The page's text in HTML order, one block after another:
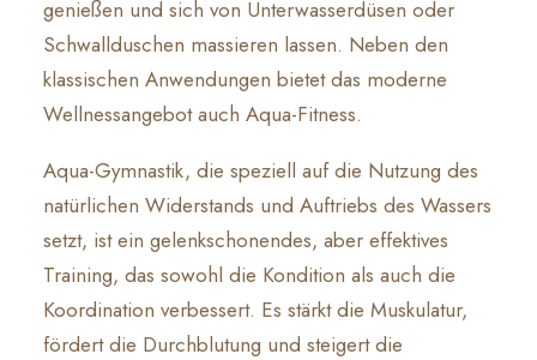
genießen und sich von Unterwasserdüsen oder
Schwallduschen massieren lassen. Neben den
klassischen Anwendungen bietet das moderne
Wellnessangebot auch Aqua-Fitness.
Aqua-Gymnastik, die speziell auf die Nutzung des
natürlichen Widerstands und Auftriebs des Wassers
setzt, ist ein gelenkschonendes, aber effektives
Training, das sowohl die Kondition als auch die
Koordination verbessert. Es stärkt die Muskulatur,
fördert die Durchblutung und steigert die